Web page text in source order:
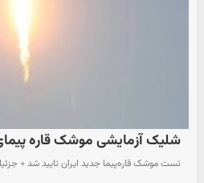
شلیک آزمایشی موشک قاره
تست موشک قاره‌پیما جدید ایران تایید شد +